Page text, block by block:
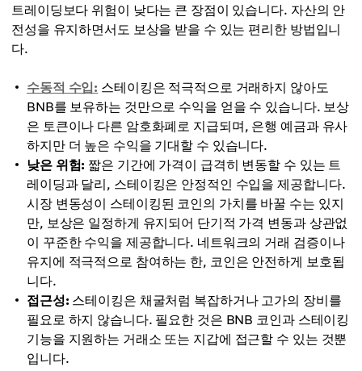
트레이딩보다 위험이 낮다는 큰 장점이 있습니다. 자산의 안
전성을 유지하면서도 보상을 받을 수 있는 편리한 방법입니
다.
수동적 수입: 스테이킹은 적극적으로 거래하지 않아도
BNB를 보유하는 것만으로 수익을 얻을 수 있습니다. 보상
은 토큰이나 다른 암호화폐로 지급되며, 은행 예금과 유사
하지만 더 높은 수익을 기대할 수 있습니다.
낮은 위험: 짧은 기간에 가격이 급격히 변동할 수 있는 트
레이딩과 달리, 스테이킹은 안정적인 수입을 제공합니다.
시장 변동성이 스테이킹된 코인의 가치를 바꿀 수는 있지
만, 보상은 일정하게 유지되어 단기적 가격 변동과 상관없
이 꾸준한 수익을 제공합니다. 네트워크의 거래 검증이나
유지에 적극적으로 참여하는 한, 코인은 안전하게 보호됩
니다.
접근성: 스테이킹은 채굴처럼 복잡하거나 고가의 장비를
필요로 하지 않습니다. 필요한 것은 BNB 코인과 스테이킹
기능을 지원하는 거래소 또는 지갑에 접근할 수 있는 것뿐
입니다.